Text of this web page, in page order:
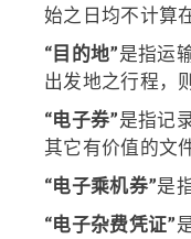
始之日均不计算
“目的地”是指运
出发地之行程，
“电子券”是指记
其它有价值的文
“电子乘机券”是
“电子杂费凭证”